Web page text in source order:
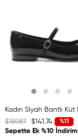
%11
$141.74
$159.87
Sepette Ek %10 İndirim